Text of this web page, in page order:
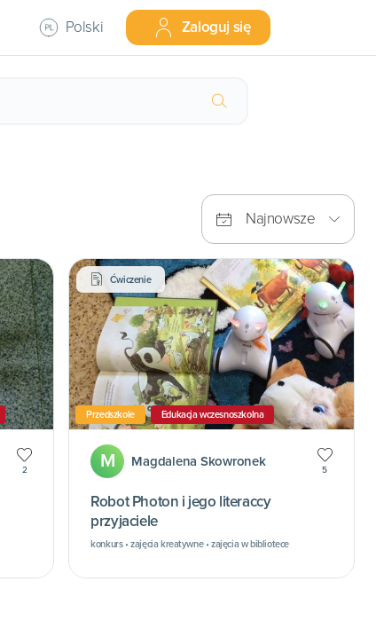
Polski Zaloguj się
Najnowsze
2
Ćwiczenie
Przedszkole Edukacja wczesnoszkolna
M Magdalena Skowronek
5
Robot Photon i jego literaccy
przyjaciele
konkurs • zajęcia kreatywne • zajęcia w bibliotece